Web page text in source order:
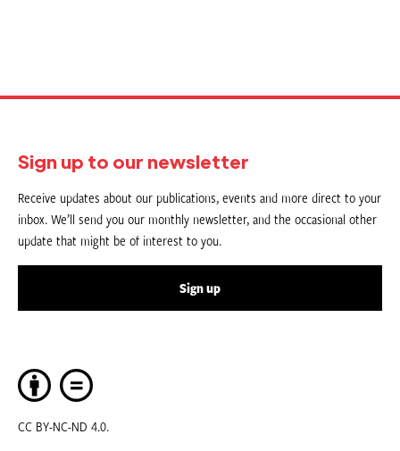
Sign up to our newsletter
Receive updates about our publications, events and more direct to your
inbox. We’ll send you our monthly newsletter, and the occasional other
update that might be of interest to you.
Sign up
CC BY-NC-ND 4.0.